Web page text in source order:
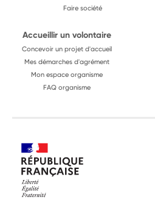
Faire société
Accueillir un volontaire
Concevoir un projet d'accueil
Mes démarches d'agrément
Mon espace organisme
FAQ organisme